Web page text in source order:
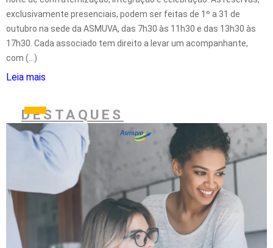
exclusivamente presenciais, podem ser feitas de 1º a 31 de
outubro na sede da ASMUVA, das 7h30 às 11h30 e das 13h30 às
17h30. Cada associado tem direito a levar um acompanhante,
com (...)
Leia mais
DESTAQUES